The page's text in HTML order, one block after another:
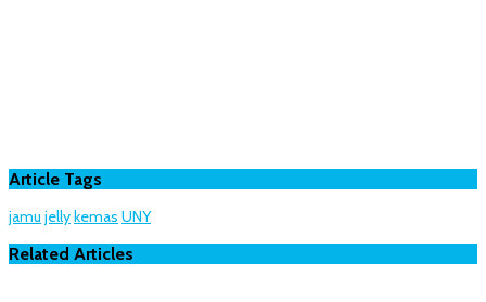
Article Tags
jamu jellykemas UNY
Related Articles